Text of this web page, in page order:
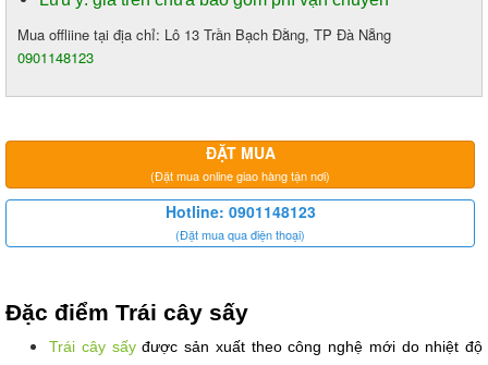
Mua offliine tại địa chỉ: Lô 13 Trần Bạch Đằng, TP Đà Nẵng
0901148123
ĐẶT MUA
(Đặt mua online giao hàng tận nơi)
Hotline: 0901148123
(Đặt mua qua điện thoại)
Đặc điểm Trái cây sấy
Trái cây sấy được sản xuất theo công nghệ mới do nhiệt độ